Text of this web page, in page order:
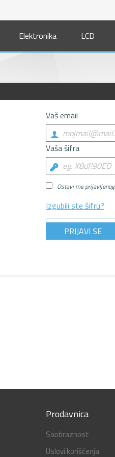
Elektronika LCD
Vaš email
Vaša šifra
Ostavi me prijavljenog
Izgubili ste šifru?
Prodavnica
Saobraznost
Uslovi korišćenja